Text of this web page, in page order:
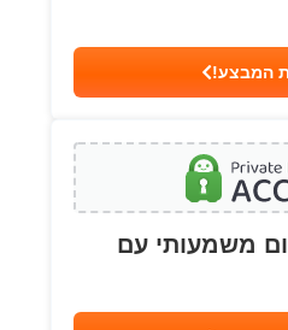
המבצע!
משמעותי עם